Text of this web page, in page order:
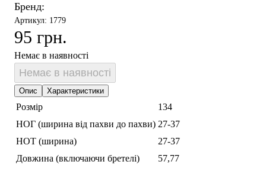
Бренд:
Артикул: 1779
95 грн.
Немає в наявності
Немає в наявності
Опис Характеристики
Розмір
134
НОГ (ширина від пахви до пахви) 27-37
НОТ (ширина)
27-37
Довжина (включаючи бретелі)
57,77